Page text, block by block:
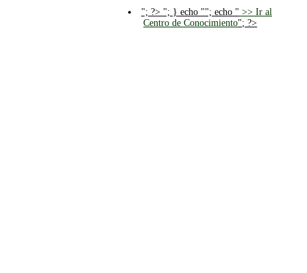
"; ?> "; } echo ""; echo " >> Ir al
Centro de Conocimiento"; ?>